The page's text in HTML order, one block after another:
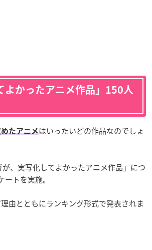
よかったアニメ作品」150人
たアニメはいったいどの作品なのでしょ
、実写化してよかったアニメ作品」につ
ートを実施。
由とともにランキング形式で発表されま